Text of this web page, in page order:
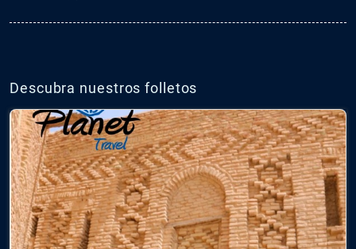
Descubra nuestros folletos